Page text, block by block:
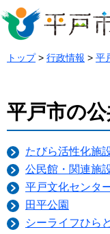
トップ> 行政情報 > 平
平戸市の
たびら活性化施
公民館・関連施
平戸文化センタ
田平公園
シーライフひら